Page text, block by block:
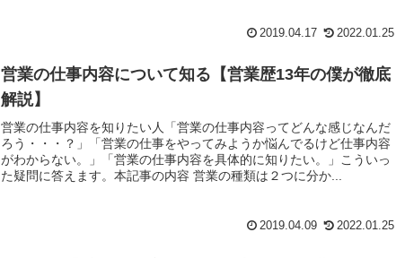
2019.04.17 2022.01.25
営業の仕事内容について知る【営業歴13年の僕が徹底
解説】
営業の仕事内容を知りたい人「営業の仕事内容ってどんな感じなんだ
ろう・・・？」「営業の仕事をやってみようか悩んでるけど仕事内容
がわからない。」「営業の仕事内容を具体的に知りたい。」こういっ
た疑問に答えます。本記事の内容 営業の種類は２つに分か...
2019.04.09 2022.01.25